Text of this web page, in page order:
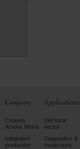
Company
Chauvin
Arnoux Metrix
Integrated
production
Applications
Electrical
sector
Diagnostics &
Inspections